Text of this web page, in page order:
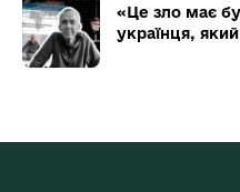
«Це зло має
українця,